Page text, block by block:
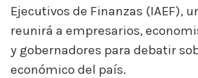
Ejecutivos de Finanzas (IAEF),
reunirá a empresarios,
y gobernadores para debatir
económico del país.